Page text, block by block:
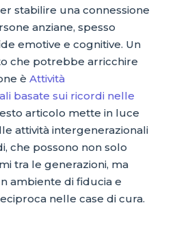
stabilire una connessione
anziane, spesso
emotive e cognitive. Un
che potrebbe arricchire
è Attività
basate sui ricordi nelle
articolo mette in luce
attività intergenerazionali
che possono non solo
tra le generazioni, ma
ambiente di fiducia e
nelle case di cura.